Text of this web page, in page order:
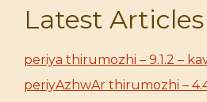
Latest Articles
periya thirumozhi – 9.1.2 –
periyAzhwAr thirumozhi –